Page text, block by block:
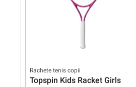
Rachete tenis copii
Topspin Kids Racket Girls